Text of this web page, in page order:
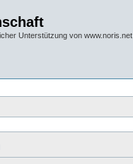
Unterstützung von www.noris.net